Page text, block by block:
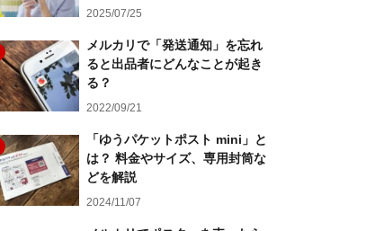
2025/07/25
メルカリで「発送通知」を忘れ
ると出品者にどんなことが起き
る？
2022/09/21
「ゆうパケットポスト mini」と
は？ 料金やサイズ、専用封筒な
どを解説
2024/11/07